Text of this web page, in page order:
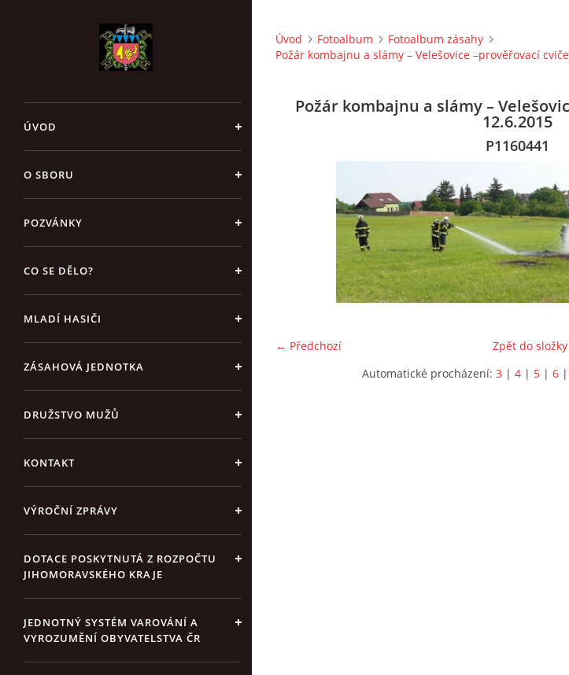
ÚVOD
O SBORU
POZVÁNKY
CO SE DĚLO?
MLADÍ HASIČI
ZÁSAHOVÁ JEDNOTKA
DRUŽSTVO MUŽŮ
KONTAKT
VÝROČNÍ ZPRÁVY
DOTACE POSKYTNUTÁ Z ROZPOČTU
JIHOMORAVSKÉHO KRAJE
JEDNOTNÝ SYSTÉM VAROVÁNÍ A
VYROZUMĚNÍ OBYVATELSTVA ČR
Úvod Fotoalbum
Fotoalbum zásahy
Požár kombajnu a slámy – Velešovice –prověřovací
Požár kombajnu a slámy –
12.6.2015
P1160441
← Předchozí
Zpět do složky
Automatické procházení: 3 | 4 | 5 | 6 |